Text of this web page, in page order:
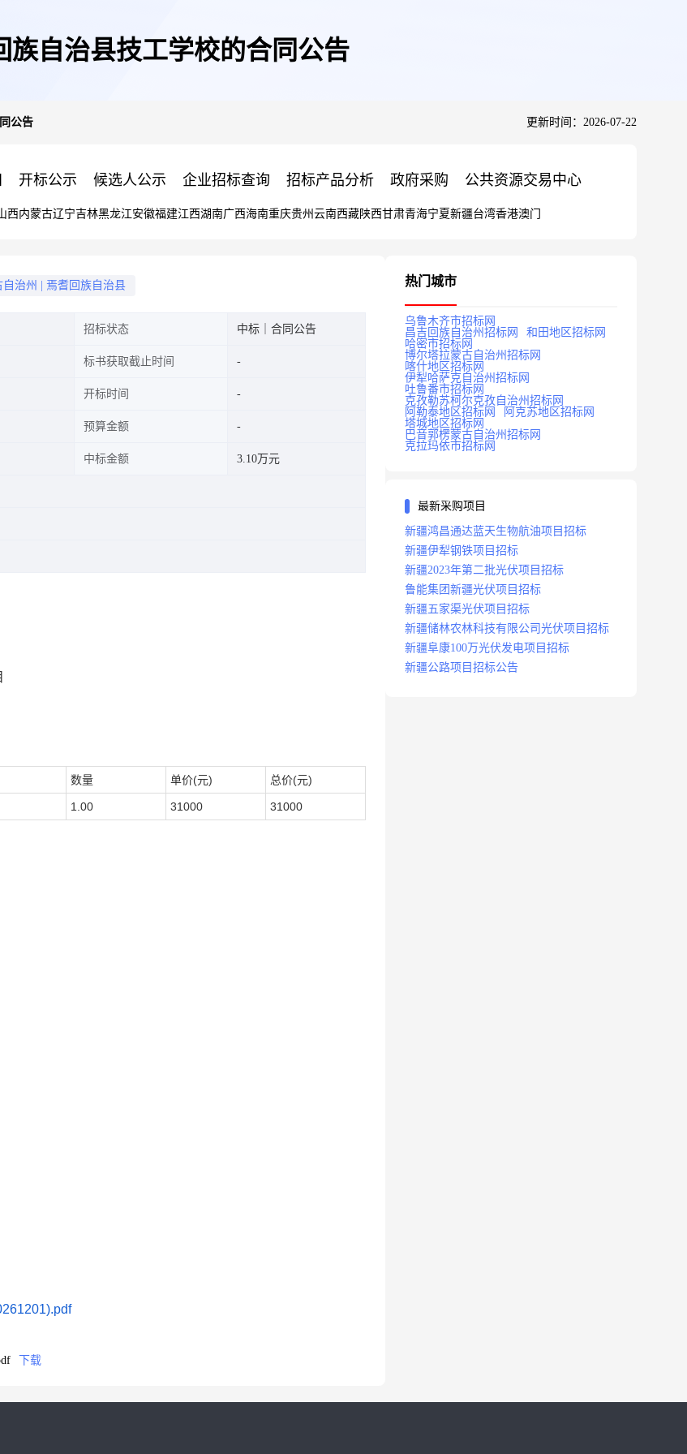
族自治县技工学校的合同公告
公告 更新时间：2026-07-22
开标公示 候选人公示 企业招标查询 招标产品分析 政府采购 公共资源交易中心
西内蒙古辽宁吉林黑龙江安徽福建江西湖南广西海南重庆贵州 云南西藏陕西甘肃青海宁夏新疆台湾香港澳门
自治州 焉耆回族自治县
招标状态 中标｜合同公告
标书获取截止时间
开标时间
预算金额
中标金额 3.10万元
数量 单价(元) 总价(元)
1.00 31000 31000
下载
热门城市
乌鲁木齐市招标网
昌吉回族自治州招标网
和田地区招标网
哈密市招标网
博尔塔拉蒙古自治州招标网
喀什地区招标网
伊犁哈萨克自治州招标网
吐鲁番市招标网
克孜勒苏柯尔克孜自治州招标网
阿勒泰地区招标网
阿克苏地区招标网
塔城地区招标网
巴音郭楞蒙古自治州招标网
克拉玛依市招标网
最新采购项目
新疆鸿昌通达蓝天生物航油项目招标
新疆伊犁钢铁项目招标
新疆2023年第二批光伏项目招标
鲁能集团新疆光伏项目招标
新疆五家渠光伏项目招标
新疆储林农林科技有限公司光伏项目招标
新疆阜康100万光伏发电项目招标
新疆公路项目招标公告